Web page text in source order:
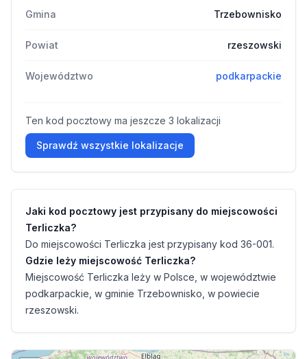
Gmina Trzebownisko
Powiat rzeszowski
Województwo podkarpackie
Ten kod pocztowy ma jeszcze 3 lokalizacji
Sprawdź wszystkie lokalizacje
Jaki kod pocztowy jest przypisany do miejscowości
Terliczka?
Do miejscowości Terliczka jest przypisany kod 36-001.
Gdzie leży miejscowość Terliczka?
Miejscowość Terliczka leży w Polsce, w województwie
podkarpackie, w gminie Trzebownisko, w powiecie
rzeszowski.